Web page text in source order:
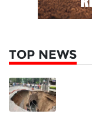
TOP NEWS